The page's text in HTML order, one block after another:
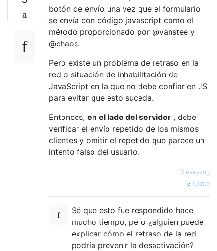
botón de envío una vez que el formulario
se envía con código javascript como el
método proporcionado por @vanstee y
@chaos.
Pero existe un problema de retraso en la
red o situación de inhabilitación de
JavaScript en la que no debe confiar en JS
para evitar que esto suceda.
Entonces, en el lado del servidor , debe
verificar el envío repetido de los mismos
clientes y omitir el repetido que parece un
intento falso del usuario.
— Steveyang
fuente
Sé que esto fue respondido hace
mucho tiempo, pero ¿alguien puede
explicar cómo el retraso de la red
podría prevenir la desactivación?